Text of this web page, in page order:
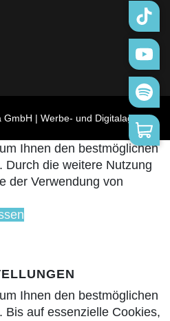
GmbH | Werbe- und Digitalagentur
Ihnen den bestmöglichen
Durch die weitere Nutzung
der Verwendung von
Ihnen den bestmöglichen
Bis auf essenzielle Cookies,